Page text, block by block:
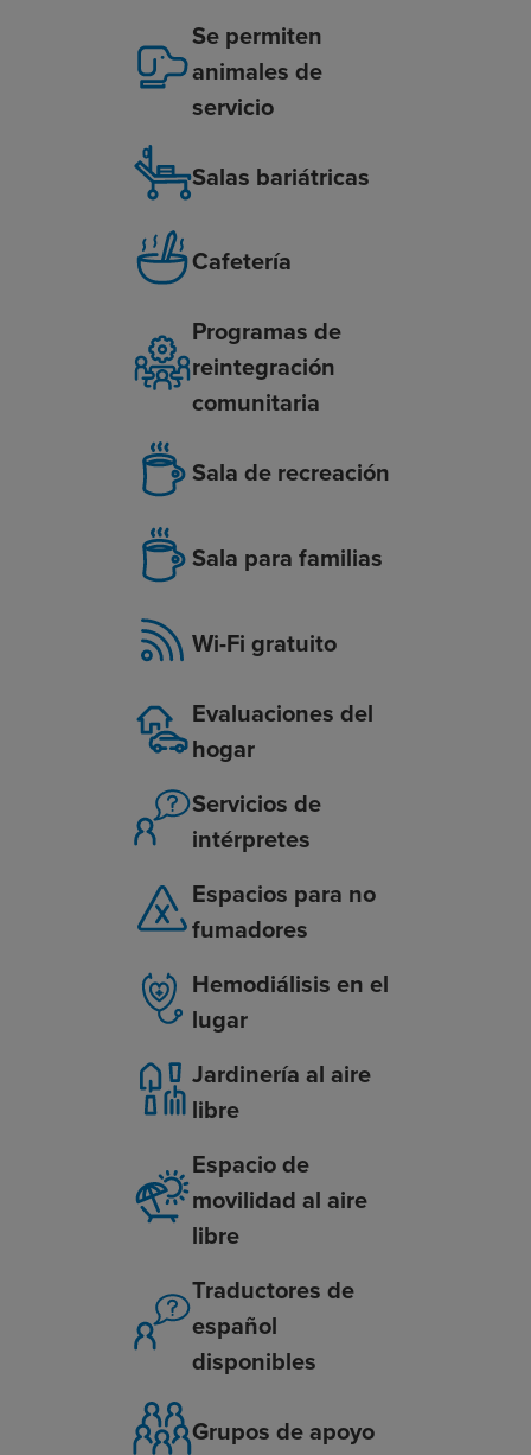
Se permiten
animales de
servicio
Salas bariátricas
Cafetería
Programas de
reintegración
comunitaria
Sala de recreación
Sala para familias
Wi-Fi gratuito
Evaluaciones del
hogar
Servicios de
intérpretes
Espacios para no
fumadores
Hemodiálisis en el
lugar
Jardinería al aire
libre
Espacio de
movilidad al aire
libre
Traductores de
español
disponibles
Grupos de apoyo